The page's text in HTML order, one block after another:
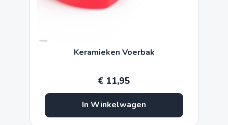
Keramieken Voerbak
€ 11,95
In Winkelwagen